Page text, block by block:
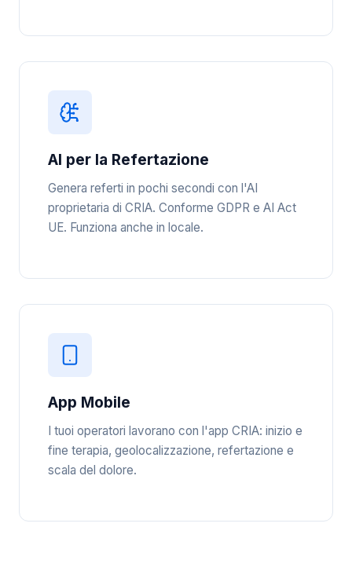
AI per la Refertazione
Genera referti in pochi secondi con l'AI
proprietaria di CRIA. Conforme GDPR e AI Act
UE. Funziona anche in locale.
App Mobile
I tuoi operatori lavorano con l'app CRIA: inizio e
fine terapia, geolocalizzazione, refertazione e
scala del dolore.